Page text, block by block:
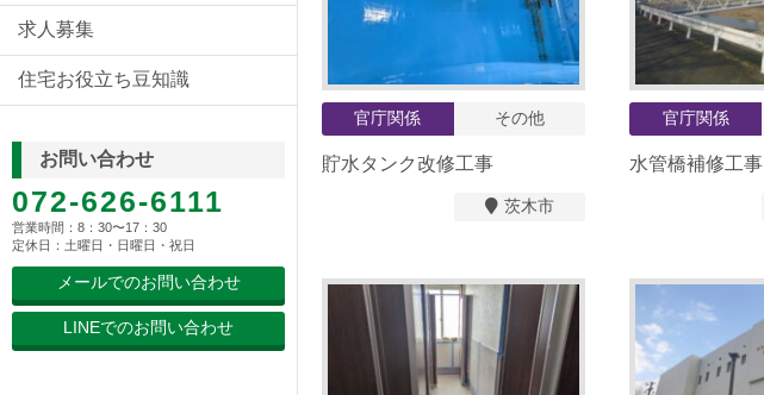
求人募集
住宅お役立ち豆知識
お問い合わせ
072-626-6111
営業時間：8：30〜17：30
定休日：土曜日・日曜日・祝日
メールでのお問い合わせ
LINEでのお問い合わせ
官庁関係 その他
貯水タンク改修工事
茨木市
官庁関係
水管橋補修工事